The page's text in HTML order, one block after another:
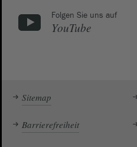
Folgen Sie uns auf
YouTube
Sitemap
Barrierefreiheit